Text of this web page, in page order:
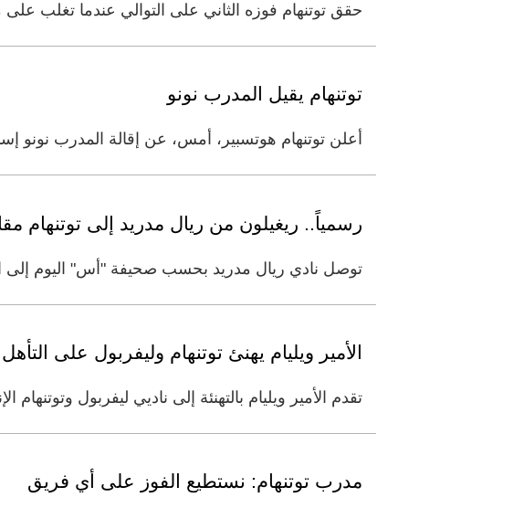
حقق توتنهام فوزه الثاني على التوالي عندما تغلب على مضيفه انجي محج
توتنهام يقيل المدرب نونو
أعلن توتنهام هوتسبير، أمس، عن إقالة المدرب نونو إسبريتو سانتو، عقب
رسمياً.. ريغيلون من ريال مدريد إلى توتنهام مقابل 30 مليون
توصل نادي ريال مدريد بحسب صحيفة "أس" اليوم إلى
الأمير ويليام يهنئ توتنهام وليفربول على
تقدم الأمير ويليام بالتهنئة إلى ناديي ليفربول
مدرب توتنهام: نستطيع الفوز على أي فريق